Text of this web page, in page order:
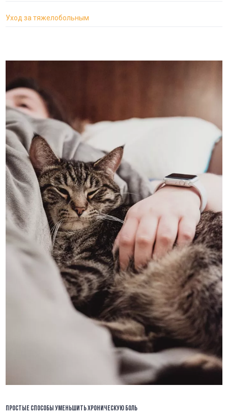
Уход за тяжелобольным
ПРОСТЫЕ СПОСОБЫ УМЕНЬШИТЬ ХРОНИЧЕСКУЮ БОЛЬ